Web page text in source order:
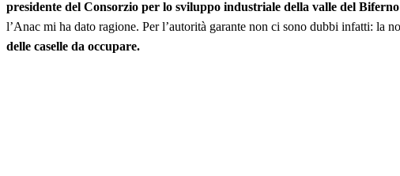
presidente del Consorzio per lo sviluppo industriale della valle del
l’Anac mi ha dato ragione. Per l’autorità garante non ci sono dubbi infatti: la
delle caselle da occupare.